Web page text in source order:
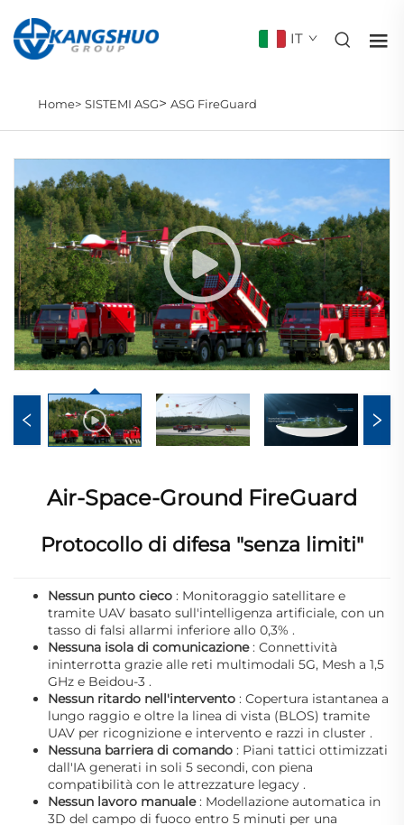
IT
Home> SISTEMI ASG> ASG FireGuard
Air-Space-Ground FireGuard
Protocollo di difesa "senza limiti"
Nessun punto cieco : Monitoraggio satellitare e
tramite UAV basato sull'intelligenza artificiale, con un
tasso di falsi allarmi inferiore allo 0,3% .
Nessuna isola di comunicazione: Connettività
ininterrotta grazie alle reti multimodali 5G, Mesh a 1,5
GHz e Beidou-3 .
Nessun ritardo nell'intervento : Copertura istantanea a
lungo raggio e oltre la linea di vista (BLOS) tramite
UAV per ricognizione e intervento e razzi in cluster .
Nessuna barriera di comando : Piani tattici ottimizzati
dall'IA generati in soli 5 secondi, con piena
compatibilità con le attrezzature legacy .
Nessun lavoro manuale: Modellazione automatica in
3D del campo di fuoco entro 5 minuti per una